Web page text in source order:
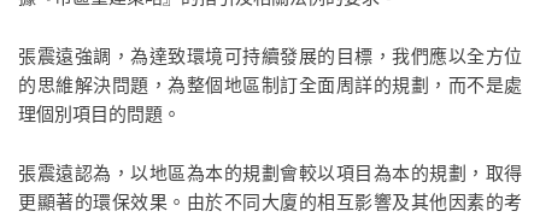
張震遠強調，為達致環境可持續發展的目標，我們應以全方位
的思維解決問題，為整個地區制訂全面周詳的規劃，而不是處
理個別項目的問題。
張震遠認為，以地區為本的規劃會較以項目為本的規劃，取得
更顯著的環保效果。由於不同大廈的相互影響及其他因素的考